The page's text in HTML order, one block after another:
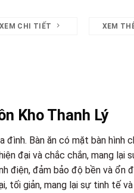
XEM CHI TIẾT XEM
Kho Thanh Lý
Bàn ăn có mặt bàn hình
đại và chắc chắn, mang lại
điện, đảm bảo độ bền và ổn
tối giản, mang lại sự tinh tế